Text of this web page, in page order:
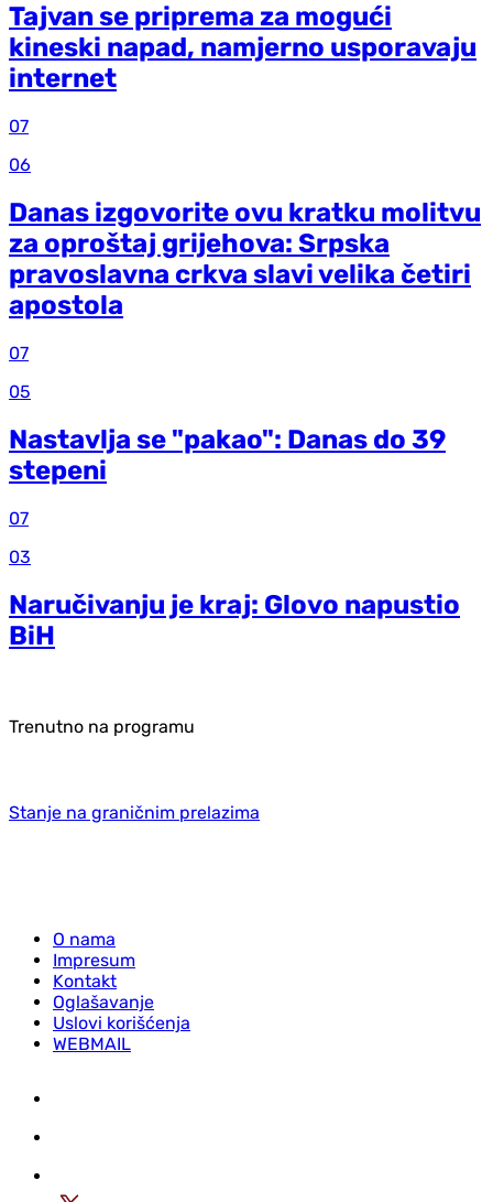
Tajvan se priprema za mogući
kineski napad, namjerno usporavaju
internet
07
06
Danas izgovorite ovu kratku molitvu
za oproštaj grijehova: Srpska
pravoslavna crkva slavi velika četiri
apostola
07
05
Nastavlja se "pakao": Danas do 39
stepeni
07
03
Naručivanju je kraj: Glovo napustio
BiH
Trenutno na programu
Stanje na graničnim prelazima
O nama
Impresum
Kontakt
Oglašavanje
Uslovi korišćenja
WEBMAIL